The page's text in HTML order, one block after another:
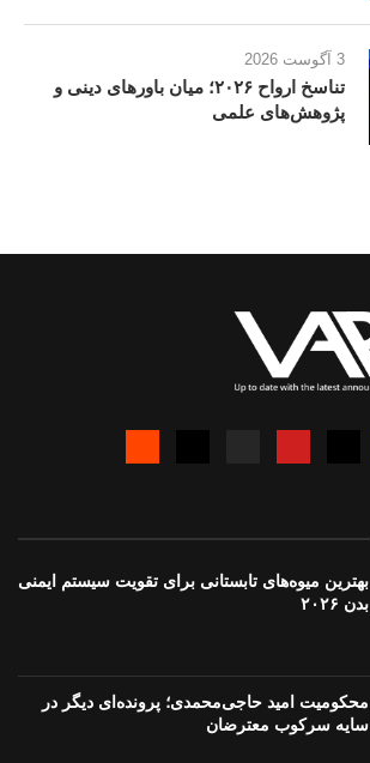
3 آگوست 2026
تناسخ ارواح ۲۰۲۶؛ میان باورهای دینی و
پژوهش‌های علمی
بهترین میوه‌های تابستانی برای تقویت سیستم ایمنی
بدن ۲۰۲۶
محکومیت امید حاجی‌محمدی؛ پرونده‌ای دیگر در
سایه سرکوب معترضان